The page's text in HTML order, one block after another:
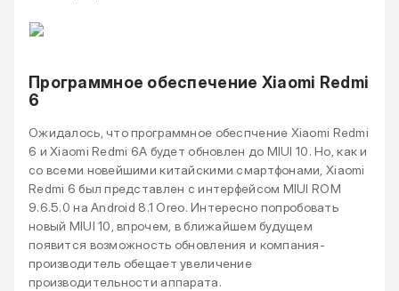
Программное обеспечение Xiaomi Redmi
6
Ожидалось, что программное обеспчение Xiaomi Redmi
6 и Xiaomi Redmi 6A будет обновлен до MIUI 10. Но, как и
со всеми новейшими китайскими смартфонами, Xiaomi
Redmi 6 был представлен с интерфейсом MIUI ROM
9.6.5.0 на Android 8.1 Oreo. Интересно попробовать
новый MIUI 10, впрочем, в ближайшем будущем
появится возможность обновления и компания-
производитель обещает увеличение
производительности аппарата.